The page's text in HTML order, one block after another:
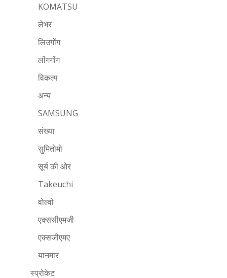
KOMATSU
लेभर
लिउगोंग
लोंगगोंग
विकल्प
अन्य
SAMSUNG
संख्या
सुमितोमो
सूर्य की ओर
Takeuchi
वोल्वो
एक्ससीएमजी
एक्सजीएमए
यानमार
स्प्रोकेट